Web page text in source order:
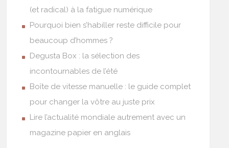
(et radical) à la fatigue numérique
Pourquoi bien s’habiller reste difficile pour
beaucoup d’hommes ?
Degusta Box : la sélection des
incontournables de l’été
Boîte de vitesse manuelle : le guide complet
pour changer la vôtre au juste prix
Lire l’actualité mondiale autrement avec un
magazine papier en anglais